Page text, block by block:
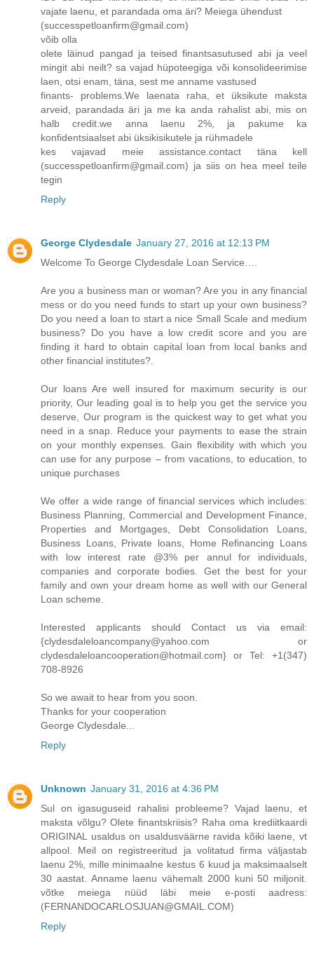
vajate laenu, et parandada oma äri? Meiega ühendust
(successpetloanfirm@gmail.com)
võib olla
olete läinud pangad ja teised finantsasutused abi ja veel
mingit abi neilt? sa vajad hüpoteegiga või konsolideerimise
laen, otsi enam, täna, sest me anname vastused
finants- problems.We laenata raha, et üksikute maksta
arveid, parandada äri ja me ka anda rahalist abi, mis on
halb credit.we anna laenu 2%, ja pakume ka
konfidentsiaalset abi üksikisikutele ja rühmadele
kes vajavad meie assistance.contact täna kell
(successpetloanfirm@gmail.com) ja siis on hea meel teile
tegin
Reply
George Clydesdale January 27, 2016 at 12:13 PM
Welcome To George Clydesdale Loan Service….
Are you a business man or woman? Are you in any financial
mess or do you need funds to start up your own business?
Do you need a loan to start a nice Small Scale and medium
business? Do you have a low credit score and you are
finding it hard to obtain capital loan from local banks and
other financial institutes?.
Our loans Are well insured for maximum security is our
priority, Our leading goal is to help you get the service you
deserve, Our program is the quickest way to get what you
need in a snap. Reduce your payments to ease the strain
on your monthly expenses. Gain flexibility with which you
can use for any purpose – from vacations, to education, to
unique purchases
We offer a wide range of financial services which includes:
Business Planning, Commercial and Development Finance,
Properties and Mortgages, Debt Consolidation Loans,
Business Loans, Private loans, Home Refinancing Loans
with low interest rate @3% per annul for individuals,
companies and corporate bodies. Get the best for your
family and own your dream home as well with our General
Loan scheme.
Interested applicants should Contact us via email:
{clydesdaleloancompany@yahoo.com or
clydesdaleloancooperation@hotmail.com} or Tel: +1(347)
708-8926
So we await to hear from you soon.
Thanks for your cooperation
George Clydesdale...
Reply
Unknown January 31, 2016 at 4:36 PM
Sul on igasuguseid rahalisi probleeme? Vajad laenu, et
maksta võlgu? Olete finantskriisis? Raha oma krediitkaardi
ORIGINAL usaldus on usaldusväärne ravida kõiki laene, vt
allpool. Meil on registreeritud ja volitatud firma väljastab
laenu 2%, mille minimaalne kestus 6 kuud ja maksimaalselt
30 aastat. Anname laenu vähemalt 2000 kuni 50 miljonit.
võtke meiega nüüd läbi meie e-posti aadress:
(FERNANDOCARLOSJUAN@GMAIL.COM)
Reply